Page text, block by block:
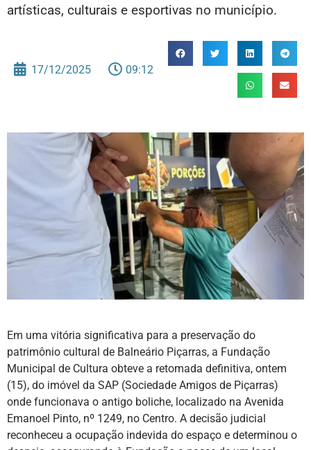
artísticas, culturais e esportivas no município.
17/12/2025 09:12
Em uma vitória significativa para a preservação do
patrimônio cultural de Balneário Piçarras, a Fundação
Municipal de Cultura obteve a retomada definitiva, ontem
(15), do imóvel da SAP (Sociedade Amigos de Piçarras)
onde funcionava o antigo boliche, localizado na Avenida
Emanoel Pinto, nº 1249, no Centro. A decisão judicial
reconheceu a ocupação indevida do espaço e determinou o